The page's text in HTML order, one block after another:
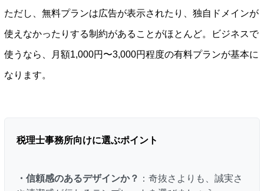
ただし、無料プランは広告が表示されたり、独自ドメインが
使えなかったりする制約があることがほとんど。ビジネスで
使うなら、月額1,000円〜3,000円程度の有料プランが基本に
なります。
税理士事務所向けに選ぶポイント
・信頼感のあるデザインか？ ：奇抜さよりも、誠実さ